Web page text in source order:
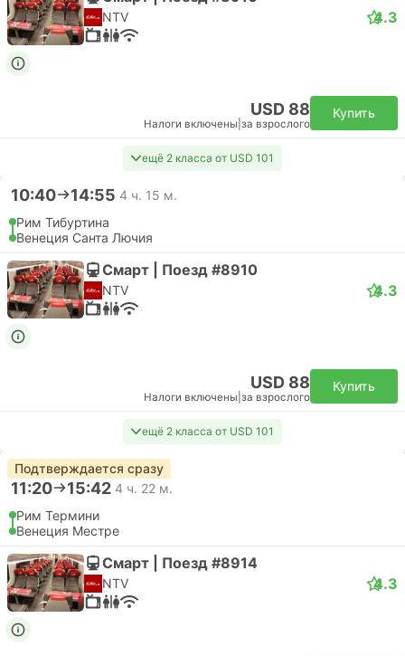
NTV 4.3
USD 88
Налоги включены за взрослого
Купить
ещё 2 класса от USD 101
10:40 14:55 4 ч. 15 м.
Рим Тибуртина
Венеция Санта Лючия
Смарт | Поезд #8910
NTV 4.3
USD 88
Налоги включены за взрослого
Купить
ещё 2 класса от USD 101
Подтверждается сразу
11:20 15:42 4 ч. 22 м.
Рим Термини
Венеция Местре
Смарт | Поезд #8914
NTV 4.3